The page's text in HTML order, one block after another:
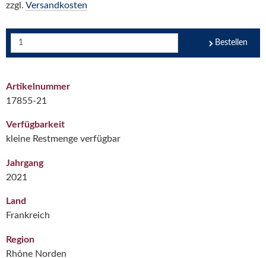
zzgl. Versandkosten
Bestellen
Artikelnummer
17855-21
Verfügbarkeit
kleine Restmenge verfügbar
Jahrgang
2021
Land
Frankreich
Region
Rhône Norden